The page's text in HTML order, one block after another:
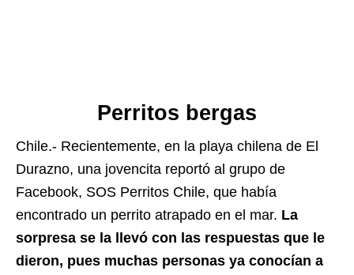
Perritos bergas
Chile.- Recientemente, en la playa chilena de El
Durazno, una jovencita reportó al grupo de
Facebook, SOS Perritos Chile, que había
encontrado un perrito atrapado en el mar. La
sorpresa se la llevó con las respuestas que le
dieron, pues muchas personas ya conocían a